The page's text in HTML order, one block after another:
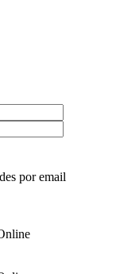
por email